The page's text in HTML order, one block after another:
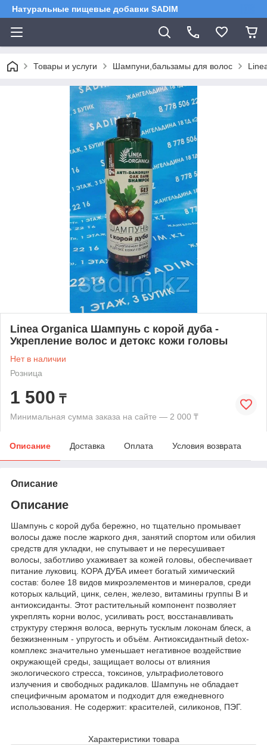
Натуральные пищевые добавки SADIM
Товары и услуги Шампуни,бальзамы для волос
Linea Organica Шампунь с корой дуба -
Укрепление волос и детокс кожи головы
Нет в наличии
Розница
1 500 ₸
Минимальная сумма заказа на сайте — 2 000 ₸
Описание Доставка Оплата Условия возврата
Описание
Описание
Шампунь с корой дуба бережно, но тщательно промывает
волосы даже после жаркого дня, занятий спортом или обилия
средств для укладки, не спутывает и не пересушивает
волосы, заботливо ухаживает за кожей головы, обеспечивает
питание луковиц. КОРА ДУБА имеет богатый химический
состав: более 18 видов микроэлементов и минералов, среди
которых кальций, цинк, селен, железо, витамины группы B и
антиоксиданты. Этот растительный компонент позволяет
укреплять корни волос, усиливать рост, восстанавливать
структуру стержня волоса, вернуть тусклым локонам блеск, а
безжизненным - упругость и объём. Антиоксидантный detox-
комплекс значительно уменьшает негативное воздействие
окружающей среды, защищает волосы от влияния
экологического стресса, токсинов, ультрафиолетового
излучения и свободных радикалов. Шампунь не обладает
специфичным ароматом и подходит для ежедневного
использования. Не содержит: красителей, силиконов, ПЭГ.
Характеристики товара